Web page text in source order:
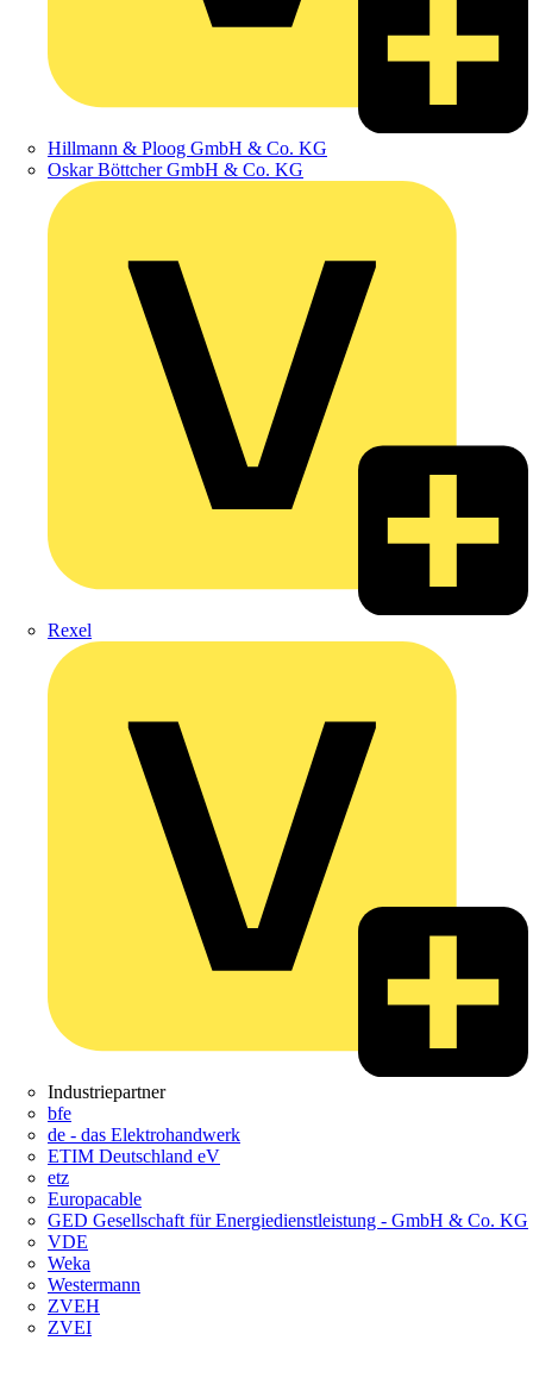
Hillmann & Ploog GmbH & Co. KG
Oskar Böttcher GmbH & Co. KG
Rexel
Industriepartner
bfe
de - das Elektrohandwerk
ETIM Deutschland eV
etz
Europacable
GED Gesellschaft für Energiedienstleistung - GmbH & Co. KG
VDE
Weka
Westermann
ZVEH
ZVEI